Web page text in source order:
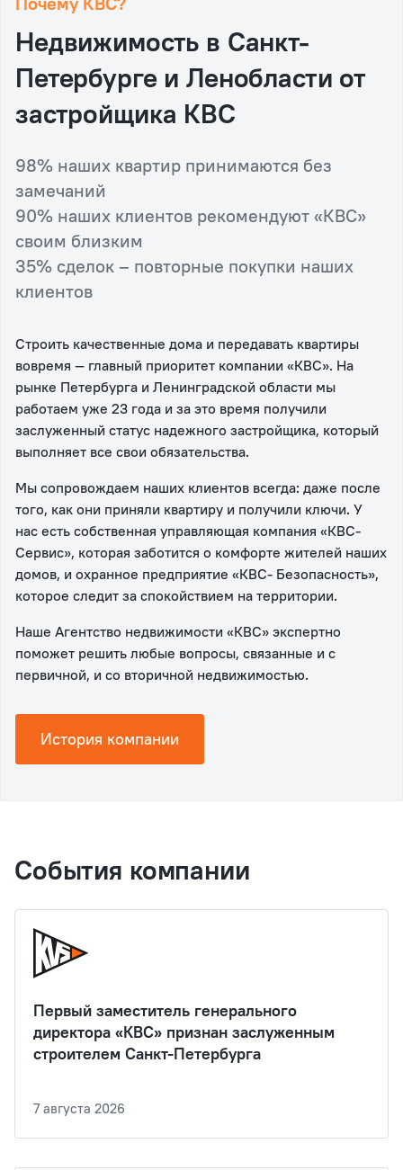
Недвижимость в Санкт‐
Петербурге и Ленобласти от
застройщика КВС
98% наших квартир принимаются без
замечаний
90% наших клиентов рекомендуют «КВС»
своим близким
35% сделок – повторные покупки наших
клиентов
Строить качественные дома и передавать квартиры
вовремя — главный приоритет компании «КВС». На
рынке Петербурга и Ленинградской области мы
работаем уже 23 года и за это время получили
заслуженный статус надежного застройщика, который
выполняет все свои обязательства.
Мы сопровождаем наших клиентов всегда: даже после
того, как они приняли квартиру и получили ключи. У
нас есть собственная управляющая компания «КВС-
Сервис», которая заботится о комфорте жителей наших
домов, и охранное предприятие «КВС- Безопасность»,
которое следит за спокойствием на территории.
Наше Агентство недвижимости «КВС» экспертно
поможет решить любые вопросы, связанные и с
первичной, и со вторичной недвижимостью.
История компании
События компании
Первый заместитель генерального
директора «КВС» признан заслуженным
строителем Санкт-Петербурга
7 августа 2026